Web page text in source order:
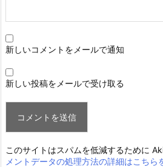
新しいコメントをメールで通知
新しい投稿をメールで受け取る
このサイトはスパムを低減するために
メントデータの処理方法の詳細はこちら